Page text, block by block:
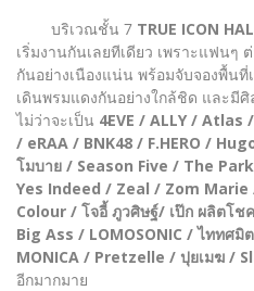
บริเวณชั้น 7 TRUE ICON
เริ่มงานกันเลยทีเดียว เพราะแฟนๆ
กันอย่างเนืองแน่น พร้อมจับจองพื้นที่
เดินพรมแดงกันอย่างใกล้ชิด และมี
ไม่ว่าจะเป็น 4EVE / ALLY /
/ eRAA / BNK48 / F.HERO /
โมบาย / Season Five / The
Yes Indeed / Zeal / Zom
Colour / โจอี้ ภูวศิษฐ์/ เป๊ก ผลิตโ
Big Ass / LOMOSONIC / ไททศ
MONICA / Pretzelle / ปุยเมฆ /
อีกมากมาย